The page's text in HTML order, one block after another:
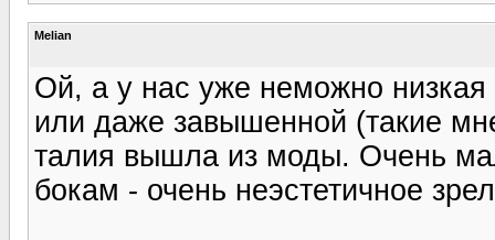
Melian
Ой, а у нас уже неможно
или даже завышенной (такие
талия вышла из моды. Очень
бокам - очень неэстетичное